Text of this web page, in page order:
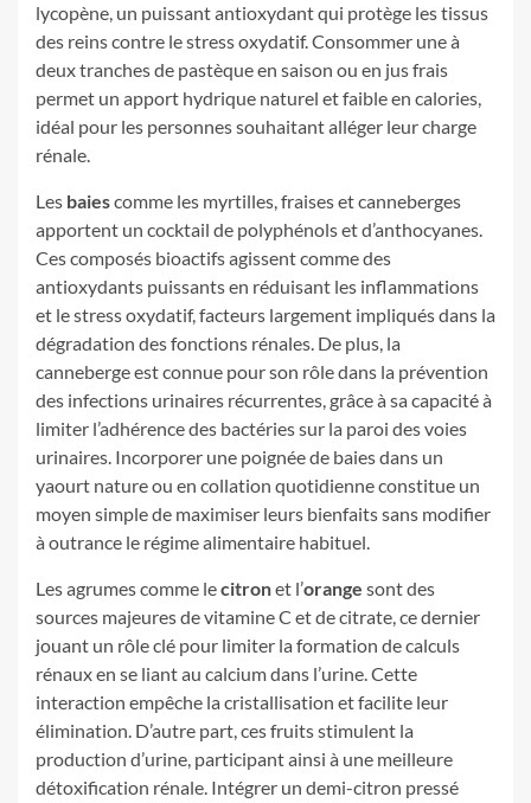
lycopène, un puissant antioxydant qui protège les tissus
des reins contre le stress oxydatif. Consommer une à
deux tranches de pastèque en saison ou en jus frais
permet un apport hydrique naturel et faible en calories,
idéal pour les personnes souhaitant alléger leur charge
rénale.
Les baiescomme les myrtilles, fraises et canneberges
apportent un cocktail de polyphénols et d’anthocyanes.
Ces composés bioactifs agissent comme des
antioxydants puissants en réduisant les inflammations
et le stress oxydatif, facteurs largement impliqués dans la
dégradation des fonctions rénales. De plus, la
canneberge est connue pour son rôle dans la prévention
des infections urinaires récurrentes, grâce à sa capacité à
limiter l’adhérence des bactéries sur la paroi des voies
urinaires. Incorporer une poignée de baies dans un
yaourt nature ou en collation quotidienne constitue un
moyen simple de maximiser leurs bienfaits sans modifier
à outrance le régime alimentaire habituel.
Les agrumes comme lecitronet l’orange sont des
sources majeures de vitamine C et de citrate, ce dernier
jouant un rôle clé pour limiter la formation de calculs
rénaux en se liant au calcium dans l’urine. Cette
interaction empêche la cristallisation et facilite leur
élimination. D’autre part, ces fruits stimulent la
production d’urine, participant ainsi à une meilleure
détoxification rénale. Intégrer un demi-citron pressé